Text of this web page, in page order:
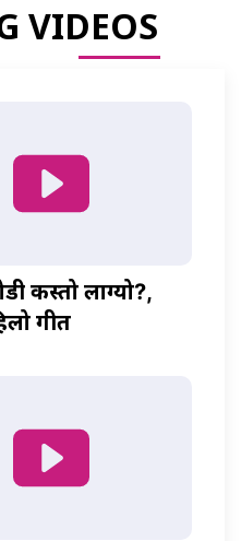
VIDEOS
कस्तो लाग्यो?,
गीत